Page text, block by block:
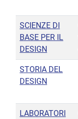
SCIENZE DI
BASE PER IL
DESIGN
STORIA DEL
DESIGN
LABORATORI